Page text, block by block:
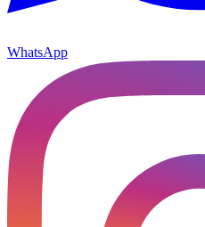
WhatsApp